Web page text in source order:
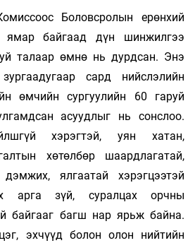
Боловсролын ерөнхий
ямар байгаад дүн шинжилгээ
талаар өмнө нь дурдсан. Энэ
сард нийслэлийн
өмчийн сургуулийн 60 гаруй
асуудлыг нь сонслоо.
хэрэгтэй, уян хатан,
хөтөлбөр шаардлагатай,
ялгаатай хэрэгцээтэй
арга зүй, суралцах орчны
байгааг багш нар ярьж байна.
эхчүүд болон олон нийтийн